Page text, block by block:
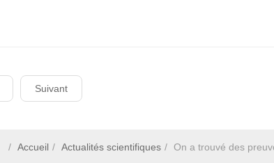
Suivant
Accueil Actualités scientifiques On a trouvé des